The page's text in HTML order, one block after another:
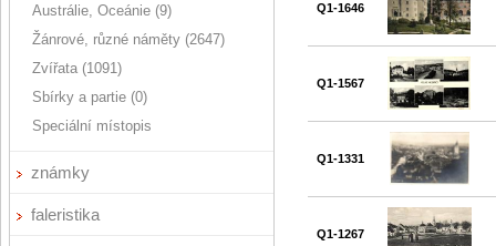
Austrálie, Oceánie (9)
Žánrové, různé náměty (2647)
Zvířata (1091)
Sbírky a partie (0)
Speciální místopis
známky
faleristika
Q1-1646
Q1-1567
Q1-1331
Q1-1267